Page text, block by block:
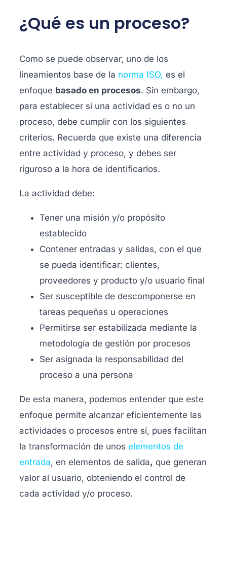
¿Qué es un proceso?
Como se puede observar, uno de los
lineamientos base de la norma ISO, es el
enfoque basado en procesos. Sin embargo,
para establecer si una actividad es o no un
proceso, debe cumplir con los siguientes
criterios. Recuerda que existe una diferencia
entre actividad y proceso, y debes ser
riguroso a la hora de identificarlos.
La actividad debe:
Tener una misión y/o propósito
establecido
Contener entradas y salidas, con el que
se pueda identificar: clientes,
proveedores y producto y/o usuario final
Ser susceptible de descomponerse en
tareas pequeñas u operaciones
Permitirse ser estabilizada mediante la
metodología de gestión por procesos
Ser asignada la responsabilidad del
proceso a una persona
De esta manera, podemos entender que este
enfoque permite alcanzar eficientemente las
actividades o procesos entre sí, pues facilitan
la transformación de unos elementos de
entrada, en elementos de salida, que generan
valor al usuario, obteniendo el control de
cada actividad y/o proceso.